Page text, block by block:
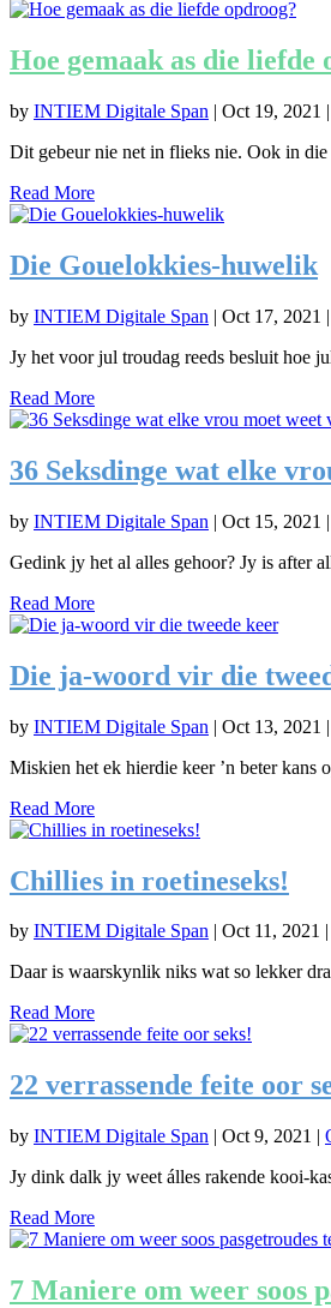
Hoe gemaak as die liefde
by INTIEM Digitale Span | Oct 19, 2021 |
Dit gebeur nie net in flieks nie. Ook in
Read More
Die Gouelokkies-huwelik
by INTIEM Digitale Span | Oct 17, 2021 |
Jy het voor jul troudag reeds besluit hoe
Read More
36 Seksdinge wat elke
by INTIEM Digitale Span | Oct 15, 2021 |
Gedink jy het al alles gehoor? Jy is after
Read More
Die ja-woord vir die
by INTIEM Digitale Span | Oct 13, 2021 |
Miskien het ek hierdie keer ’n beter kans
Read More
Chillies in roetineseks!
by INTIEM Digitale Span | Oct 11, 2021 |
Daar is waarskynlik niks wat so lekker
Read More
22 verrassende feite oor
by INTIEM Digitale Span | Oct 9, 2021 |
Jy dink dalk jy weet álles rakende kooi-
Read More
7 Maniere om weer soos